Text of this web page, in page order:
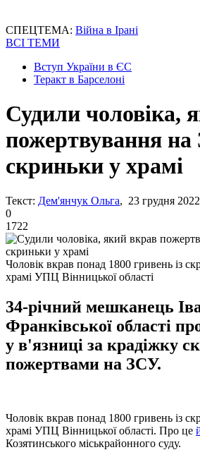
СПЕЦТЕМА: Війна в Ірані
ВСІ ТЕМИ
Вступ України в ЄС
Теракт в Барселоні
Судили чоловіка,
пожертвування на
скриньки у храмі
Текст: Дем'янчук Ольга, 23 грудня
0
1722
Чоловік вкрав понад 1800 гривень із
храмі УПЦ Вінницької області
34-річний мешканець
Франківської області
у в'язниці за крадіжку
пожертвами на ЗСУ.
Чоловік вкрав понад 1800 гривень із
храмі УПЦ Вінницької області. Про це
Козятинського міськрайонного суду.